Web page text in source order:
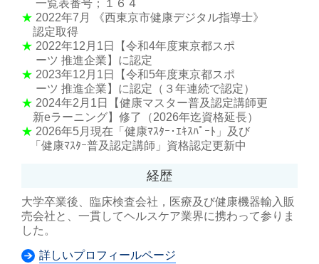
一覧表番号；１６４
★ 2022年7月 《西東京市健康デジタル指導士》
認定取得
★ 2022年12月1日【令和4年度東京都スポ
ーツ 推進企業】に認定
★ 2023年12月1日【令和5年度東京都スポ
ーツ 推進企業】に認定（３年連続で認定）
★ 2024年2月1日【健康マスター普及認定講師更
新eラーニング】修了（2026年迄資格延長）
★ 2026年5月現在「健康ﾏｽﾀｰ･ｴｷｽﾊﾟｰﾄ」及び
「健康ﾏｽﾀｰ普及認定講師」資格認定更新中
経歴
大学卒業後、臨床検査会社，医療及び健康機器輸入販
売会社と、一貫してヘルスケア業界に携わって参りま
した。
詳しいプロフィールページ